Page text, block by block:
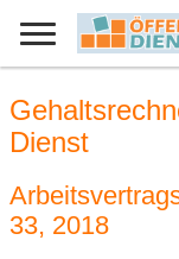
Dienst
33, 2018